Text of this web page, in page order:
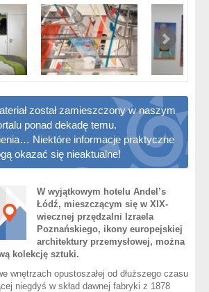
został zamieszczony w naszym
ponad dekadę temu.
Niektóre informacje praktyczne
okazać się nieaktualne!
W wyjątkowym hotelu Andel’s
Łódź, mieszczącym się w XIX-
wiecznej przędzalni Izraela
Poznańskiego, ikony europejskiej
architektury przemysłowej, można
kolekcję sztuki.
wnętrzach opustoszałej od dłuższego czasu
niegdyś w skład dawnej fabryki z 1878